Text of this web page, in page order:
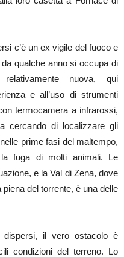
c’è un ex vigile del fuoco e
qualche anno si occupa di
nuova, qui
e all’uso di strumenti
termocamera a infrarossi,
cercando di localizzare gli
prime fasi del maltempo,
fuga di molti animali. Le
e la Val di Zena, dove
del torrente, è una delle
dispersi, il vero ostacolo è
condizioni del terreno. Lo